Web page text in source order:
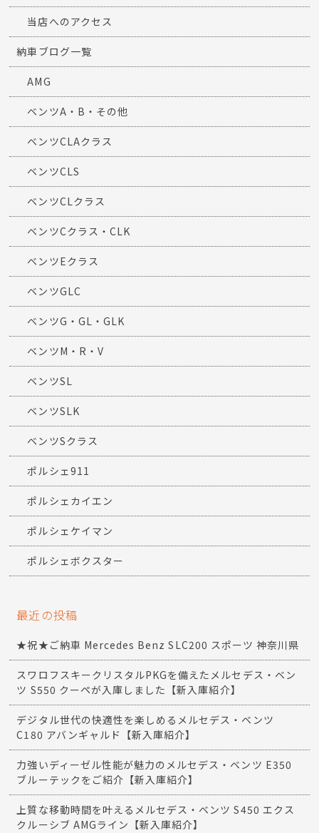
当店へのアクセス
納車ブログ一覧
AMG
ベンツA・B・その他
ベンツCLAクラス
ベンツCLS
ベンツCLクラス
ベンツCクラス・CLK
ベンツEクラス
ベンツGLC
ベンツG・GL・GLK
ベンツM・R・V
ベンツSL
ベンツSLK
ベンツSクラス
ポルシェ911
ポルシェカイエン
ポルシェケイマン
ポルシェボクスター
最近の投稿
★祝★ご納車 Mercedes Benz SLC200 スポーツ 神奈川県
スワロフスキークリスタルPKGを備えたメルセデス・ベン
ツ S550 クーペが入庫しました【新入庫紹介】
デジタル世代の快適性を楽しめるメルセデス・ベンツ
C180 アバンギャルド【新入庫紹介】
力強いディーゼル性能が魅力のメルセデス・ベンツ E350
ブルーテックをご紹介【新入庫紹介】
上質な移動時間を叶えるメルセデス・ベンツ S450 エクス
クルーシブ AMGライン【新入庫紹介】